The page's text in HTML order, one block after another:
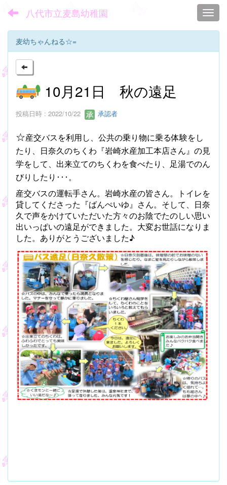
八代市立麦島幼稚園
麦幼ちゃんねる☆=
10月21日 秋の遠足
投稿日時 : 2022/10/22 承認者
☆産交バスを利用し、公共の乗り物に乗る体験をし
たり、日奈久のちくわ『岩崎水産加工本店さん』の見
学をして、出来立てのちくわを食べたり、足湯でのん
びりしたり･･･。
産交バスの運転手さん。岩崎水産の皆さん。トイレを
貸してくださった『ばんぺいゆ』さん。そして、日奈
久で声をかけていただいた方々のお陰でたのしい思い
出いっぱいの遠足ができました。大変お世話になりま
した。ありがとうございました♪